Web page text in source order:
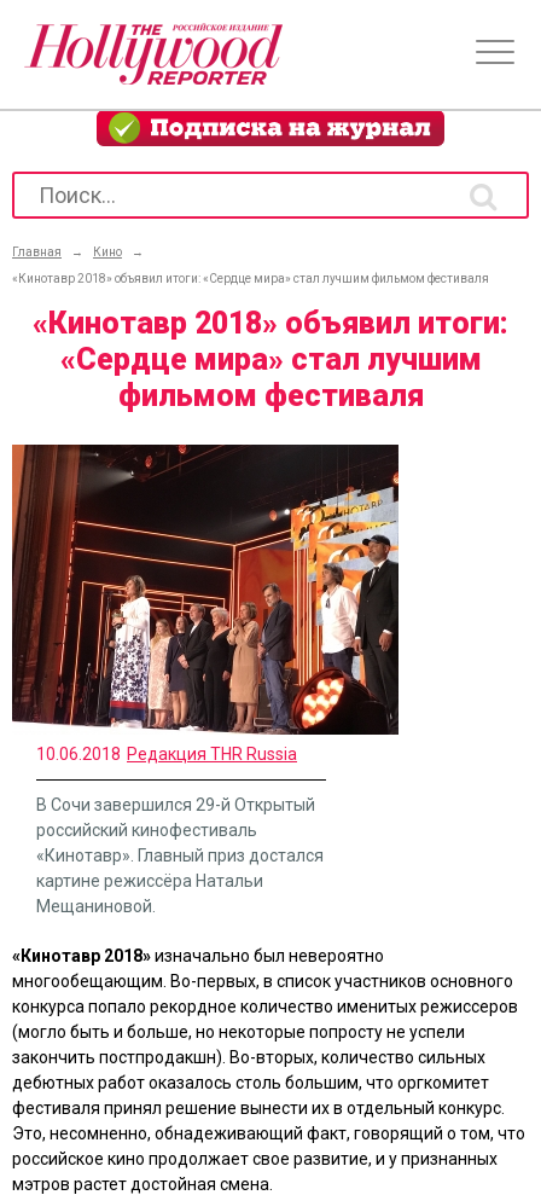
Главная → Кино
→
«Кинотавр 2018» объявил итоги: «Сердце мира» стал лучшим фильмом фестиваля
«Кинотавр 2018» объявил итоги:
«Сердце мира» стал лучшим
фильмом фестиваля
10.06.2018 Редакция THR Russia
В Сочи завершился 29-й Открытый
российский кинофестиваль
«Кинотавр». Главный приз достался
картине режиссёра Натальи
Мещаниновой.
«Кинотавр 2018»изначально был невероятно
многообещающим. Во-первых, в список участников основного
конкурса попало рекордное количество именитых режиссеров
(могло быть и больше, но некоторые попросту не успели
закончить постпродакшн). Во-вторых, количество сильных
дебютных работ оказалось столь большим, что оргкомитет
фестиваля принял решение вынести их в отдельный конкурс.
Это, несомненно, обнадеживающий факт, говорящий о том, что
российское кино продолжает свое развитие, и у признанных
мэтров растет достойная смена.